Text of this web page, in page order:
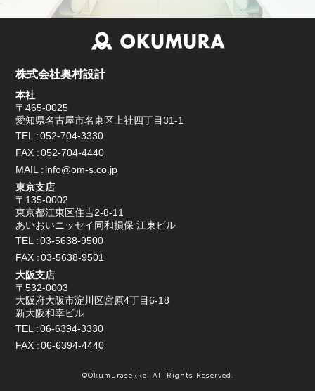
株式会社奥村設計
本社
〒465-0025
愛知県名古屋市名東区上社四丁目31-1
TEL
052-704-3330
FAX
052-704-4440
MAIL
info@om-s.co.jp
東京支店
〒135-0002
東京都江東区住吉2-8-11
あいおいニッセイ同和損保 江東ビル
TEL
03-5638-9500
FAX
03-5638-9501
大阪支店
〒532-0003
大阪府大阪市淀川区宮原4丁目6-18
新大阪和幸ビル
TEL
06-6394-3330
FAX
06-6394-4440
©Okumurasekkei All Rights Reserved.